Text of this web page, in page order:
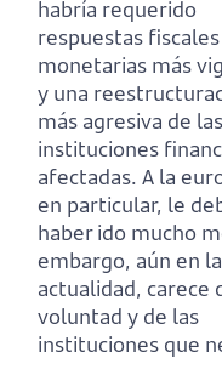
habría requerido
respuestas
monetarias más
y una
más agresiva de las
instituciones
afectadas. A la
en particular, le
haber ido mucho
embargo, aún en la
actualidad, carece
voluntad y de las
instituciones que